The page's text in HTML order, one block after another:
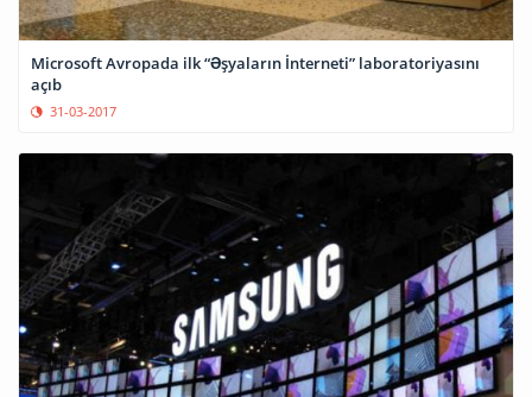
Microsoft Avropada ilk “Əşyaların İnterneti” laboratoriyasını
açıb
31-03-2017